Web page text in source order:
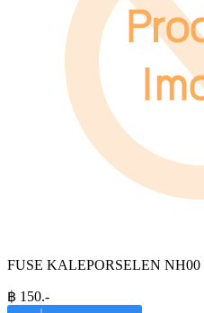
FUSE KALEPORSELEN
฿ 150.-